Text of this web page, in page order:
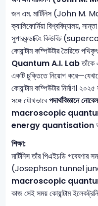
জন এম. মার্টিনিস (John M.
ক্যালিফোর্নিয়া বিশ্ববিদ্যালয়,
সুপারকন্ডাক্টিং কিউবিট
কোয়ান্টাম কম্পিউটার তৈরিতে
Quantum A.I. Labতাঁকে
একটি চুক্তিতে নিয়োগ
কোয়ান্টাম কম্পিউটার নির্মাণ।
সঙ্গে যৌথভাবেপদার্থবিজ্ঞানে
macroscopic
energy quantisation
শিক্ষা:
মার্টিনিস তাঁর পিএইচডি
(Josephson tunnel
macroscopic
কাজ সেই সময় কোয়ান্টাম